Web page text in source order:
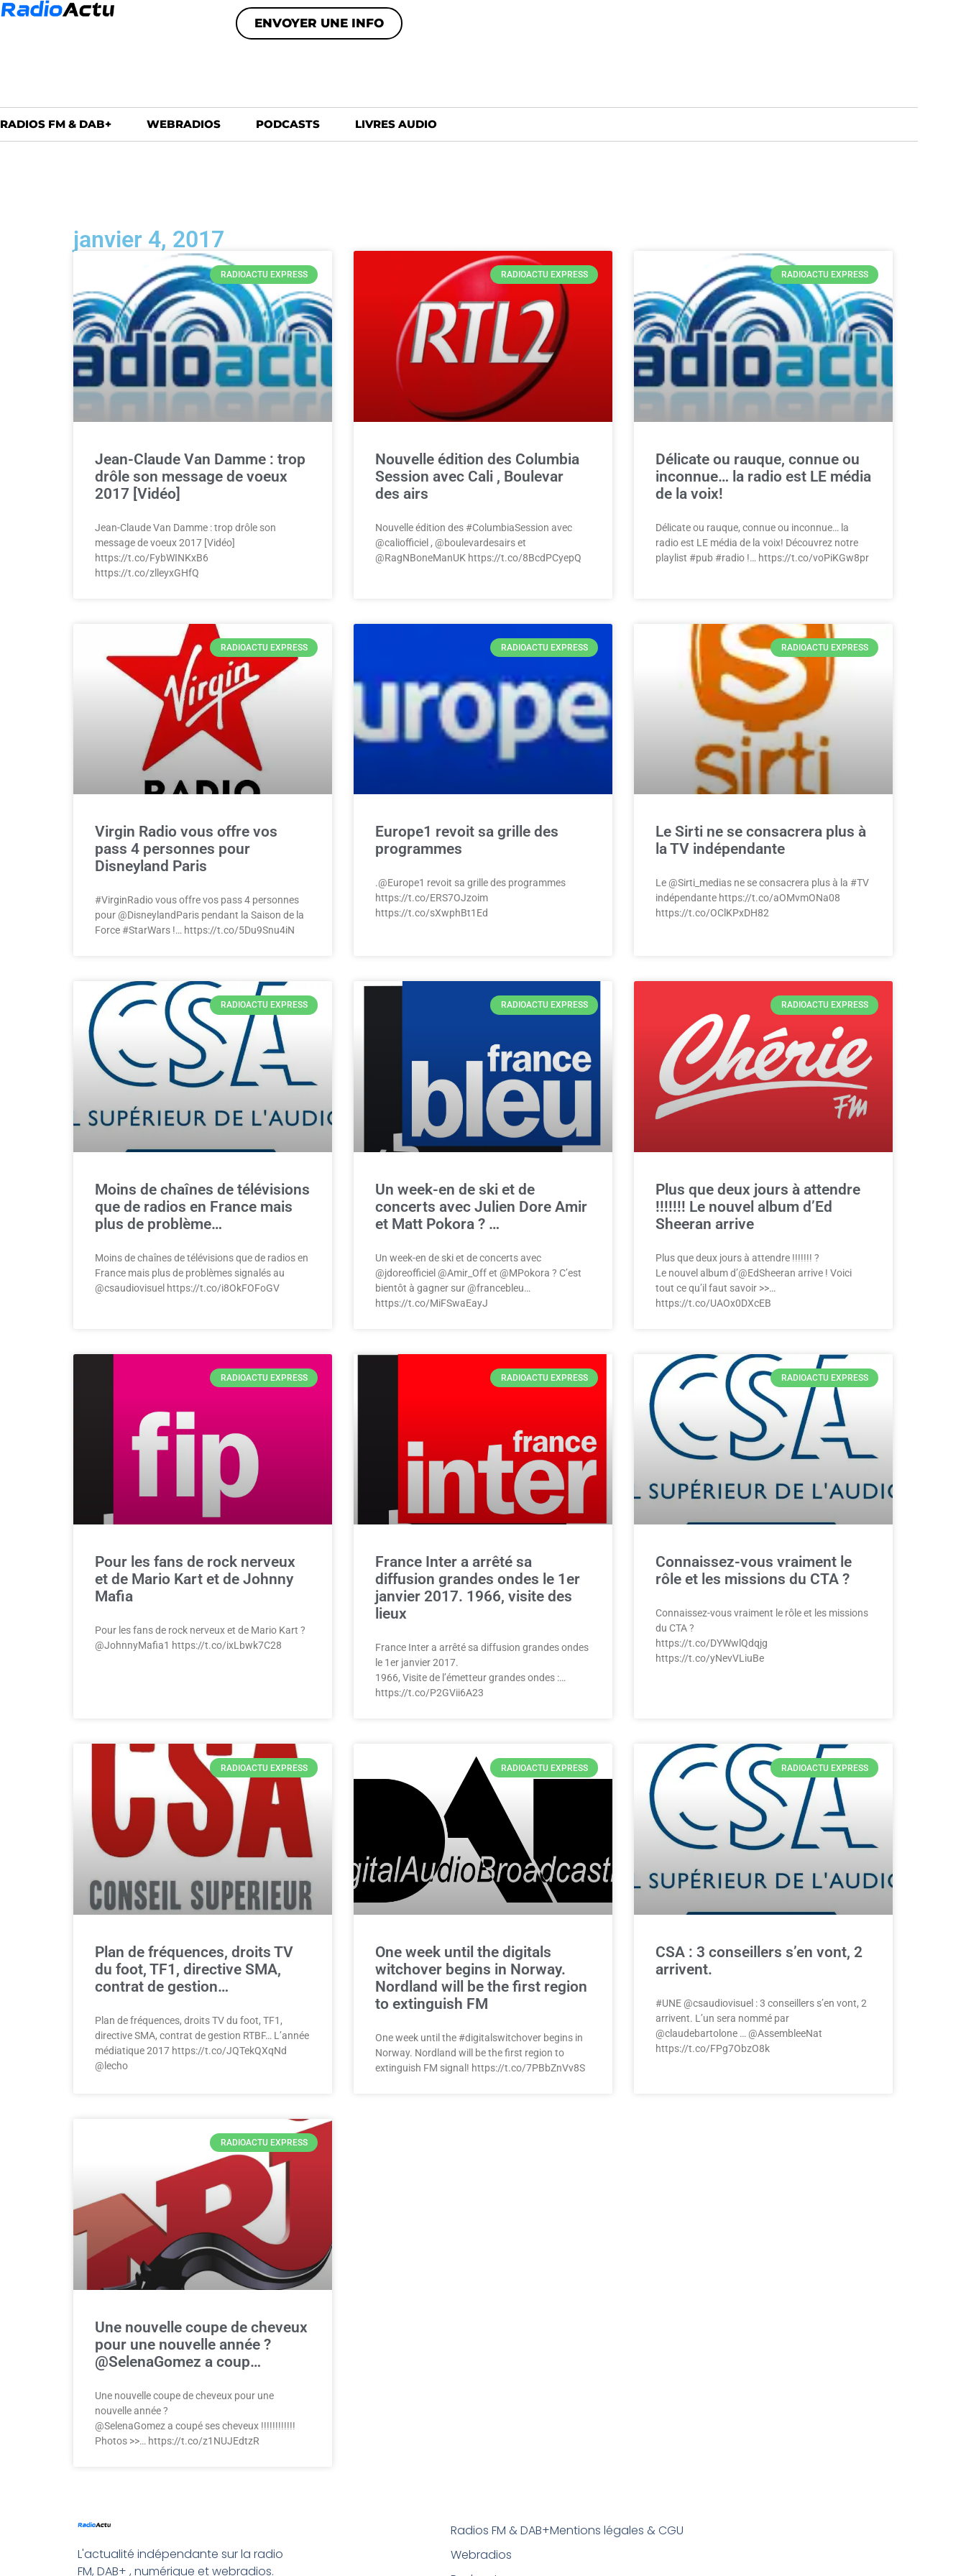
ENVOYER UNE INFO
RADIOS FM & DAB+ WEBRADIOS PODCASTS LIVRES AUDIO
janvier 4, 2017
RADIOACTU EXPRESS
Jean-Claude Van Damme : trop
drôle son message de voeux
2017 [Vidéo]
Jean-Claude Van Damme : trop drôle son
message de voeux 2017 [Vidéo]
https://t.co/FybWINKxB6
https://t.co/zlleyxGHfQ
RADIOACTU EXPRESS
Nouvelle édition des Columbia
Session avec Cali , Boulevar
des airs
Nouvelle édition des #ColumbiaSession avec
@caliofficiel , @boulevardesairs et
@RagNBoneManUK https://t.co/8BcdPCyepQ
RADIOACTU EXPRESS
Délicate ou rauque, connue ou
inconnue… la radio est LE média
de la voix!
Délicate ou rauque, connue ou inconnue… la
radio est LE média de la voix! Découvrez notre
playlist #pub #radio !… https://t.co/voPiKGw8pr
RADIOACTU EXPRESS
Virgin Radio vous offre vos
pass 4 personnes pour
Disneyland Paris
#VirginRadio vous offre vos pass 4 personnes
pour @DisneylandParis pendant la Saison de la
Force #StarWars !… https://t.co/5Du9Snu4iN
RADIOACTU EXPRESS
Europe1 revoit sa grille des
programmes
.@Europe1 revoit sa grille des programmes
https://t.co/ERS7OJzoim
https://t.co/sXwphBt1Ed
RADIOACTU EXPRESS
Le Sirti ne se consacrera plus à
la TV indépendante
Le @Sirti_medias ne se consacrera plus à la #TV
indépendante https://t.co/aOMvmONa08
https://t.co/OClKPxDH82
RADIOACTU EXPRESS
Moins de chaînes de télévisions
que de radios en France mais
plus de problème…
Moins de chaînes de télévisions que de radios en
France mais plus de problèmes signalés au
@csaudiovisuel https://t.co/i8OkFOFoGV
RADIOACTU EXPRESS
Un week-en de ski et de
concerts avec Julien Dore Amir
et Matt Pokora ? …
Un week-en de ski et de concerts avec
@jdoreofficiel @Amir_Off et @MPokora ? C’est
bientôt à gagner sur @francebleu…
https://t.co/MiFSwaEayJ
RADIOACTU EXPRESS
Plus que deux jours à attendre
!!!!!!! Le nouvel album d’Ed
Sheeran arrive
Plus que deux jours à attendre !!!!!!! ?
Le nouvel album d’@EdSheeran arrive ! Voici
tout ce qu’il faut savoir >>…
https://t.co/UAOx0DXcEB
RADIOACTU EXPRESS
Pour les fans de rock nerveux
et de Mario Kart et de Johnny
Mafia
Pour les fans de rock nerveux et de Mario Kart ?
@JohnnyMafia1 https://t.co/ixLbwk7C28
RADIOACTU EXPRESS
France Inter a arrêté sa
diffusion grandes ondes le 1er
janvier 2017. 1966, visite des
lieux
France Inter a arrêté sa diffusion grandes ondes
le 1er janvier 2017.
1966, Visite de l’émetteur grandes ondes :…
https://t.co/P2GVii6A23
RADIOACTU EXPRESS
Connaissez-vous vraiment le
rôle et les missions du CTA ?
Connaissez-vous vraiment le rôle et les missions
du CTA ?
https://t.co/DYWwlQdqjg
https://t.co/yNevVLiuBe
RADIOACTU EXPRESS
Plan de fréquences, droits TV
du foot, TF1, directive SMA,
contrat de gestion…
Plan de fréquences, droits TV du foot, TF1,
directive SMA, contrat de gestion RTBF… L’année
médiatique 2017 https://t.co/JQTekQXqNd
@lecho
RADIOACTU EXPRESS
One week until the digitals
witchover begins in Norway.
Nordland will be the first region
to extinguish FM
One week until the #digitalswitchover begins in
Norway. Nordland will be the first region to
extinguish FM signal! https://t.co/7PBbZnVv8S
RADIOACTU EXPRESS
CSA : 3 conseillers s’en vont, 2
arrivent.
#UNE @csaudiovisuel : 3 conseillers s’en vont, 2
arrivent. L’un sera nommé par
@claudebartolone … @AssembleeNat
https://t.co/FPg7ObzO8k
RADIOACTU EXPRESS
Une nouvelle coupe de cheveux
pour une nouvelle année ?
@SelenaGomez a coup…
Une nouvelle coupe de cheveux pour une
nouvelle année ?
@SelenaGomez a coupé ses cheveux !!!!!!!!!!!!
Photos >>… https://t.co/z1NUJEdtzR
L'actualité indépendante sur la radio
FM, DAB+ , numérique et webradios.
Radios FM & DAB+
Webradios
Mentions légales & CGU